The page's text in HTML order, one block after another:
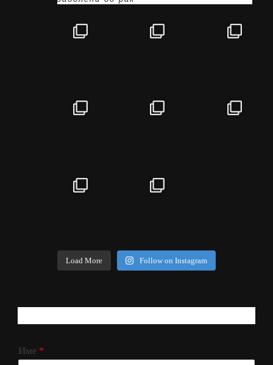
Load More Follow on Instagram
Име *